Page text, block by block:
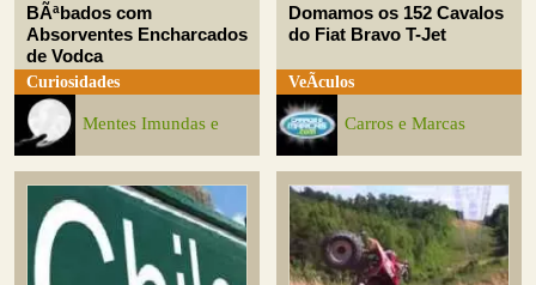
BÃªbados com
Absorventes Encharcados
de Vodca
Curiosidades
Mentes Imundas e
Domamos os 152 Cavalos
do Fiat Bravo T-Jet
VeÃ­culos
Carros e Marcas